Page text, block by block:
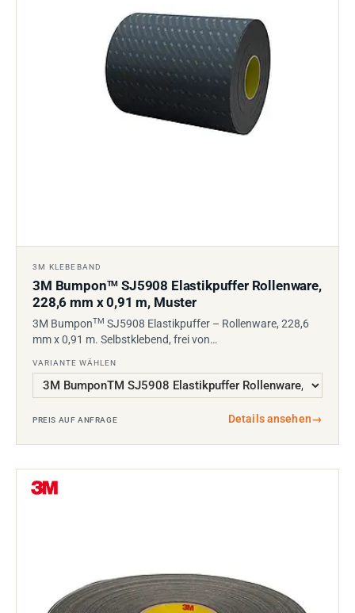
3M KLEBEBAND
3M BumponTM SJ5908 Elastikpuffer Rollenware,
228,6 mm x 0,91 m, Muster
3M BumponTM SJ5908 Elastikpuffer – Rollenware, 228,6
mm x 0,91 m. Selbstklebend, frei von…
VARIANTE WÄHLEN
PREIS AUF ANFRAGE Details ansehen→